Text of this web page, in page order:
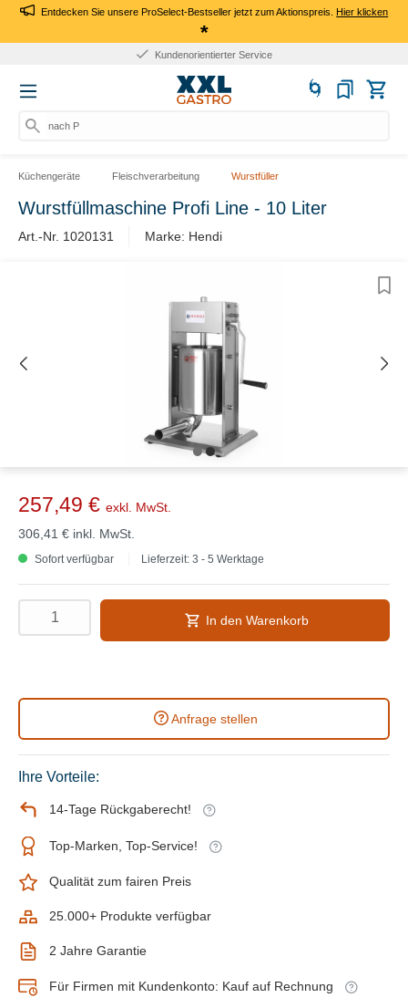
Entdecken Sie unsere ProSelect-Bestseller jetzt zum Aktionspreis.Hier klicken
*
Kundenorientierter Service
nach Prod
Küchengeräte Fleischverarbeitung Wurstfüller
Wurstfüllmaschine Profi Line - 10 Liter
Art.-Nr. 1020131 Marke: Hendi
257,49 € exkl. MwSt.
306,41 € inkl. MwSt.
Sofort verfügbar Lieferzeit: 3 - 5 Werktage
In den Warenkorb
Anfrage stellen
Ihre Vorteile:
14-Tage Rückgaberecht!
Top-Marken, Top-Service!
Qualität zum fairen Preis
25.000+ Produkte verfügbar
2 Jahre Garantie
Für Firmen mit Kundenkonto: Kauf auf Rechnung